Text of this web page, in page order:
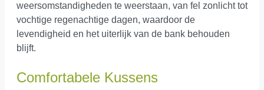
weersomstandigheden te weerstaan, van fel zonlicht tot
vochtige regenachtige dagen, waardoor de
levendigheid en het uiterlijk van de bank behouden
blijft.
Comfortabele Kussens